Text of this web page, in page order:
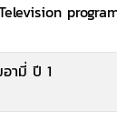
ามี่ ปี 1